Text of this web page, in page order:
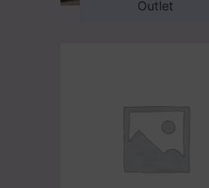
Outlet